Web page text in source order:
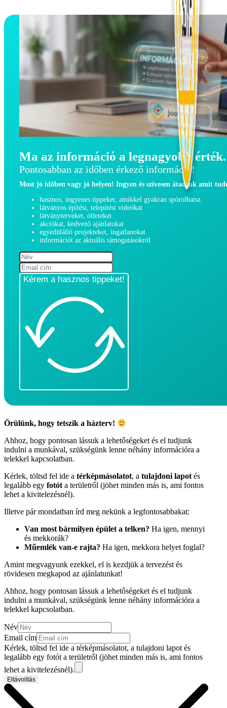
Ma az információ a legnagyobb érték.
Pontosabban az időben érkező információ!
Most jó időben vagy jó helyen! Ingyen és szívesen átadjuk amit
hasznos, ingyenes tippeket, amikkel gyakran spórolhatsz
látványos építési, telepítési videókat
látványterveket, ötleteket
akciókat, kedvező ajánlatokat
egyedülálló projekteket, ingatlanokat
információt az aktuális támogatásokról
Kérem a hasznos tippeket!
Örülünk, hogy tetszik a házterv!
Ahhoz, hogy pontosan lássuk a lehetőségeket és el tudjunk
indulni a munkával, szükségünk lenne néhány információra a
telekkel kapcsolatban.
Kérlek, töltsd fel ide a térképmásolatot, a tulajdoni lapot és
legalább egy fotót a területről (jöhet minden más is, ami fontos
lehet a kivitelezésnél).
Illetve pár mondatban írd meg nekünk a legfontosabbakat:
Van most bármilyen épület a telken? Ha igen, mennyi
és mekkorák?
Műemlék van-e rajta? Ha igen, mekkora helyet foglal?
Amint megvagyunk ezekkel, el is kezdjük a tervezést és
rövidesen megkapod az ajánlatunkat!
Ahhoz, hogy pontosan lássuk a lehetőségeket és el tudjunk
indulni a munkával, szükségünk lenne néhány információra a
telekkel kapcsolatban.
Név
Email cím
Kérlek, töltsd fel ide a térképmásolatot, a tulajdoni lapot és
legalább egy fotót a területről (jöhet minden más is, ami fontos
lehet a kivitelezésnél).
Eltávolítás